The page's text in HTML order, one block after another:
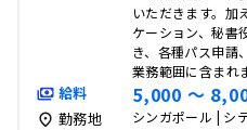
いただきます。加
ケーション、秘書
き、各種パス申請
業務範囲に含まれ
給料 5,000 〜
勤務地 シンガポール | シ